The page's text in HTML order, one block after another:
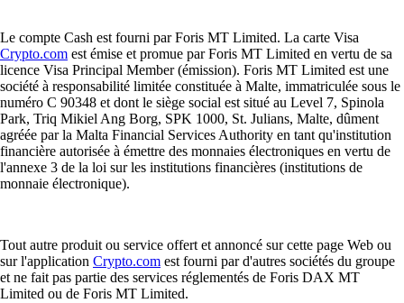
Le compte Cash est fourni par Foris MT Limited. La carte Visa
Crypto.com est émise et promue par Foris MT Limited en vertu de sa
licence Visa Principal Member (émission). Foris MT Limited est une
société à responsabilité limitée constituée à Malte, immatriculée sous le
numéro C 90348 et dont le siège social est situé au Level 7, Spinola
Park, Triq Mikiel Ang Borg, SPK 1000, St. Julians, Malte, dûment
agréée par la Malta Financial Services Authority en tant qu'institution
financière autorisée à émettre des monnaies électroniques en vertu de
l'annexe 3 de la loi sur les institutions financières (institutions de
monnaie électronique).
Tout autre produit ou service offert et annoncé sur cette page Web ou
sur l'application Crypto.com est fourni par d'autres sociétés du groupe
et ne fait pas partie des services réglementés de Foris DAX MT
Limited ou de Foris MT Limited.